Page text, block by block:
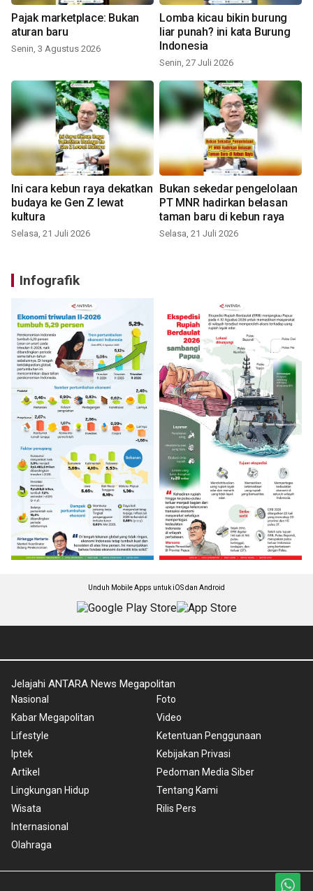
Pajak marketplace: Bukan
aturan baru
Senin, 3 Agustus 2026
Lomba kicau bikin burung
liar punah? ini kata Burung
Indonesia
Senin, 27 Juli 2026
Ini cara kebun raya dekatkan
budaya ke Gen Z lewat
kultura
Selasa, 21 Juli 2026
Bukan sekedar pengelolaan
PT MNR hadirkan belasan
taman baru di kebun raya
Selasa, 21 Juli 2026
Infografik
Unduh Mobile Apps untuk iOS dan Android
Jelajahi ANTARA News Megapolitan
Nasional
Kabar Megapolitan
Lifestyle
Iptek
Artikel
Lingkungan Hidup
Wisata
Internasional
Olahraga
Foto
Video
Ketentuan Penggunaan
Kebijakan Privasi
Pedoman Media Siber
Tentang Kami
Rilis Pers